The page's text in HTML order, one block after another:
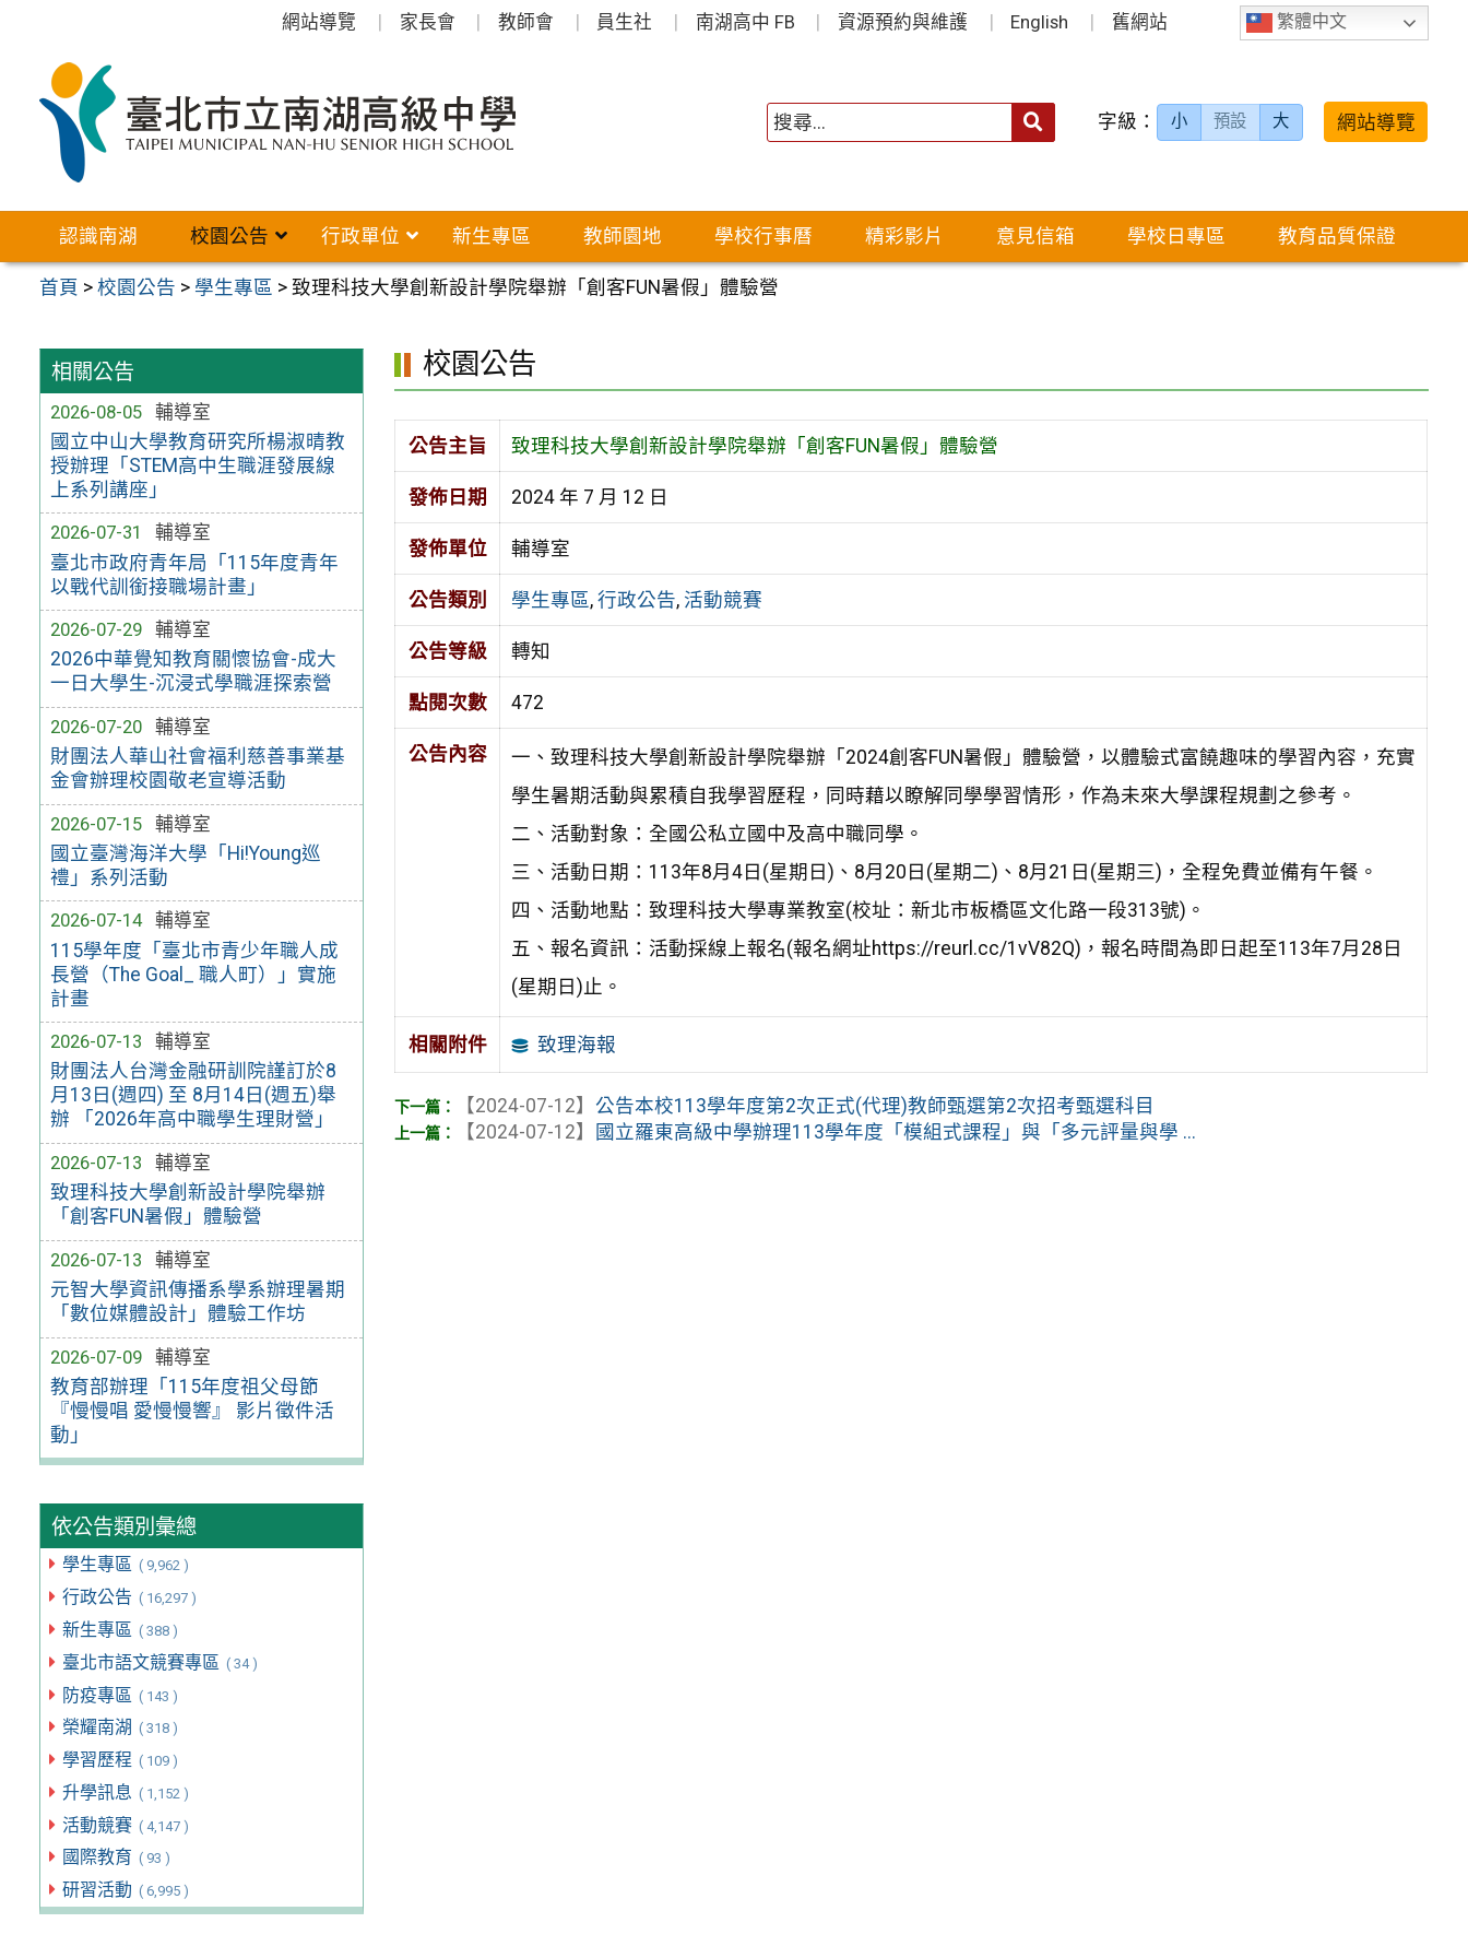
繁體中文
網站導覽 家長會 教師會 員生社 南湖高中 FB 資源預約與維護 English 舊網站
字級： 小 預設 大 網站導覽
認識南湖 校園公告 行政單位 新生專區 教師園地 學校行事曆 精彩影片 意見信箱 學校日專區 教育品質保證
首頁 >校園公告 > 學生專區 >致理科技大學創新設計學院舉辦「創客FUN暑假」體驗營
相關公告
2026-08-05
輔導室
國立中山大學教育研究所楊淑晴教
授辦理「STEM高中生職涯發展線
上系列講座」
2026-07-31
輔導室
臺北市政府青年局「115年度青年
以戰代訓銜接職場計畫」
2026-07-29
輔導室
2026中華覺知教育關懷協會-成大
一日大學生-沉浸式學職涯探索營
2026-07-20
輔導室
財團法人華山社會福利慈善事業基
金會辦理校園敬老宣導活動
2026-07-15
輔導室
國立臺灣海洋大學「Hi!Young巡
禮」系列活動
2026-07-14
輔導室
115學年度「臺北市青少年職人成
長營（The Goal_ 職人町）」實施
計畫
2026-07-13
輔導室
財團法人台灣金融研訓院謹訂於8
月13日(週四) 至 8月14日(週五)舉
辦 「2026年高中職學生理財營」
2026-07-13
輔導室
致理科技大學創新設計學院舉辦
「創客FUN暑假」體驗營
2026-07-13
輔導室
元智大學資訊傳播系學系辦理暑期
「數位媒體設計」體驗工作坊
2026-07-09
輔導室
教育部辦理「115年度祖父母節
『慢慢唱 愛慢慢響』 影片徵件活
動」
依公告類別彙總
學生專區 ( 9,962 )
行政公告 ( 16,297 )
新生專區 ( 388 )
臺北市語文競賽專區 ( 34 )
防疫專區 ( 143 )
榮耀南湖 ( 318 )
學習歷程 ( 109 )
升學訊息 ( 1,152 )
活動競賽 ( 4,147 )
國際教育 ( 93 )
研習活動 ( 6,995 )
校園公告
公告主旨 致理科技大學創新設計學院舉辦「創客FUN暑假」體驗營
發佈日期 2024 年 7 月 12 日
發佈單位 輔導室
公告類別 學生專區, 行政公告, 活動競賽
公告等級 轉知
點閱次數 472
公告內容
一、致理科技大學創新設計學院舉辦「2024創客FUN暑假」體驗營，以體驗式富饒趣味的學習內容，充實
學生暑期活動與累積自我學習歷程，同時藉以瞭解同學學習情形，作為未來大學課程規劃之參考。
二、活動對象：全國公私立國中及高中職同學。
三、活動日期：113年8月4日(星期日)、8月20日(星期二)、8月21日(星期三)，全程免費並備有午餐。
四、活動地點：致理科技大學專業教室(校址：新北市板橋區文化路一段313號)。
五、報名資訊：活動採線上報名(報名網址https://reurl.cc/1vV82Q)，報名時間為即日起至113年7月28日
(星期日)止。
相關附件 致理海報
【2024-07-12】公告本校113學年度第2次正式(代理)教師甄選第2次招考甄選科目
【2024-07-12】 國立羅東高級中學辦理113學年度「模組式課程」與「多元評量與學 ...